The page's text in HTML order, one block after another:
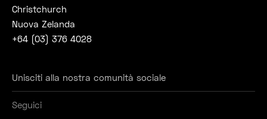
Christchurch
Nuova Zelanda
+64 (03) 376 4028
Unisciti alla nostra comunità sociale
Seguici